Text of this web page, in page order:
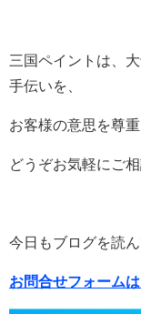
三国ペイントは、
手伝いを、
お客様の意思を尊
どうぞお気軽にご
今日もブログを読
お問合せフォーム